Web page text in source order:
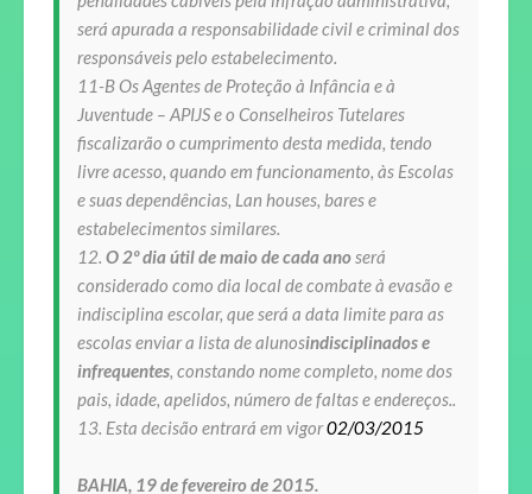
será apurada a responsabilidade civil e criminal dos
responsáveis pelo estabelecimento.
11-B Os Agentes de Proteção à Infância e à
Juventude – APIJS e o Conselheiros Tutelares
fiscalizarão o cumprimento desta medida, tendo
livre acesso, quando em funcionamento, às Escolas
e suas dependências, Lan houses, bares e
estabelecimentos similares.
12. O 2º dia útil de maio de cada anoserá
considerado como dia local de combate à evasão e
indisciplina escolar, que será a data limite para as
escolas enviar a lista de alunosindisciplinados e
infrequentes, constando nome completo, nome dos
pais, idade, apelidos, número de faltas e endereços..
13. Esta decisão entrará em vigor02/03/2015
BAHIA, 19 de fevereiro de 2015.